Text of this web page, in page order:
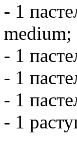
- 1
medium;
- 1
- 1
- 1
- 1